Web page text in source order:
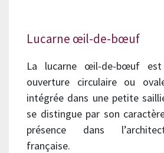
Lucarne œil-de-bœuf
La lucarne œil-de-bœuf
ouverture circulaire ou
intégrée dans une petite
se distingue par son
présence dans
française.